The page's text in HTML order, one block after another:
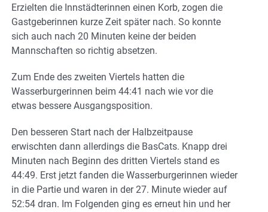
Erzielten die Innstädterinnen einen Korb, zogen die
Gastgeberinnen kurze Zeit später nach. So konnte
sich auch nach 20 Minuten keine der beiden
Mannschaften so richtig absetzen.
Zum Ende des zweiten Viertels hatten die
Wasserburgerinnen beim 44:41 nach wie vor die
etwas bessere Ausgangsposition.
Den besseren Start nach der Halbzeitpause
erwischten dann allerdings die BasCats. Knapp drei
Minuten nach Beginn des dritten Viertels stand es
44:49. Erst jetzt fanden die Wasserburgerinnen wieder
in die Partie und waren in der 27. Minute wieder auf
52:54 dran. Im Folgenden ging es erneut hin und her